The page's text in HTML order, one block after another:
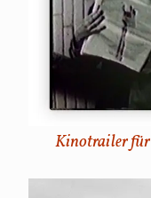
Kinotrailer für